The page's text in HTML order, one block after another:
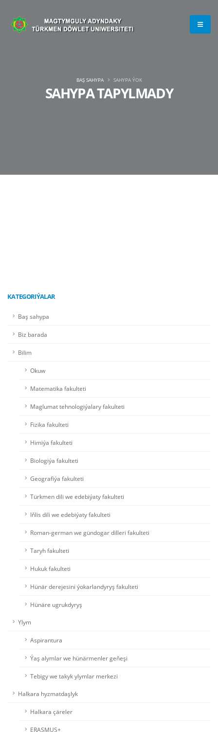
SAHYPA TAPYLMADY
BAŞ SAHYPA SAHYPA ÝOK
KATEGORIÝALAR
Baş sahypa
Biz barada
Bilim
Okuw
Matematika fakulteti
Maglumat tehnologiýalary fakulteti
Fizika fakulteti
Himiýa fakulteti
Biologiýa fakulteti
Geografiýa fakulteti
Türkmen dili we edebiýaty fakulteti
Iňlis dili we edebiýaty fakulteti
Roman-german we gündogar dilleri fakulteti
Taryh fakulteti
Hukuk fakulteti
Hünär derejesini ýokarlandyryş fakulteti
Hünäre ugrukdyryş
Ylym
Aspirantura
Ýaş alymlar we hünärmenler geňeşi
Tebigy we takyk ylymlar merkezi
Halkara hyzmatdaşlyk
Halkara çäreler
ERASMUS+